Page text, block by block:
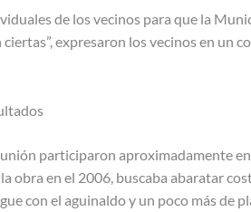
de los vecinos para que la
expresaron los vecinos en un
participaron aproximadamente
obra en el 2006, buscaba abaratar
con el aguinaldo y un poco más de